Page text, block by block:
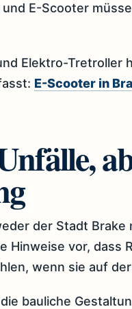
E-Scooter
Elektro-Tretroller
E-Scooter in
der Stadt Brake
Hinweise vor, dass
wenn sie auf
bauliche